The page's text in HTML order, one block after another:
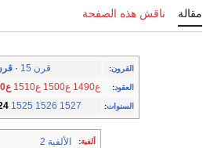
مقالة ناقش هذه الصفحة
القرون: قرن 15 · قرن
العقود: ع1490 ع1500 ع1510 ع1520
السنوات:
1525 1526 1527
ألفية: الألفية 2